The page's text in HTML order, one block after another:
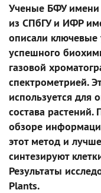
Ученые БФУ имени
из СПбГУ и ИФР
описали ключевые
успешного
газовой
спектрометрией.
используется для
состава
обзоре
этот метод и
синтезируют
Результаты
Plants.